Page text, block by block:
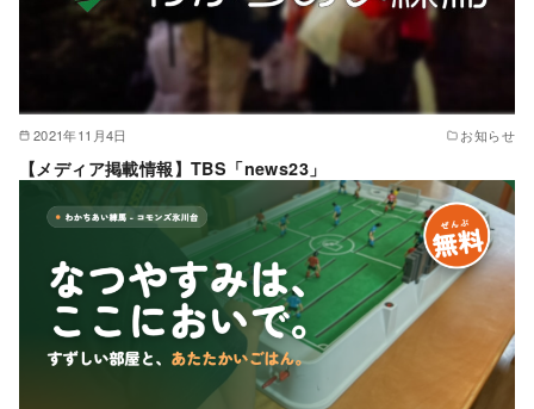
2021年11月4日 お知らせ
【メディア掲載情報】TBS「news23」